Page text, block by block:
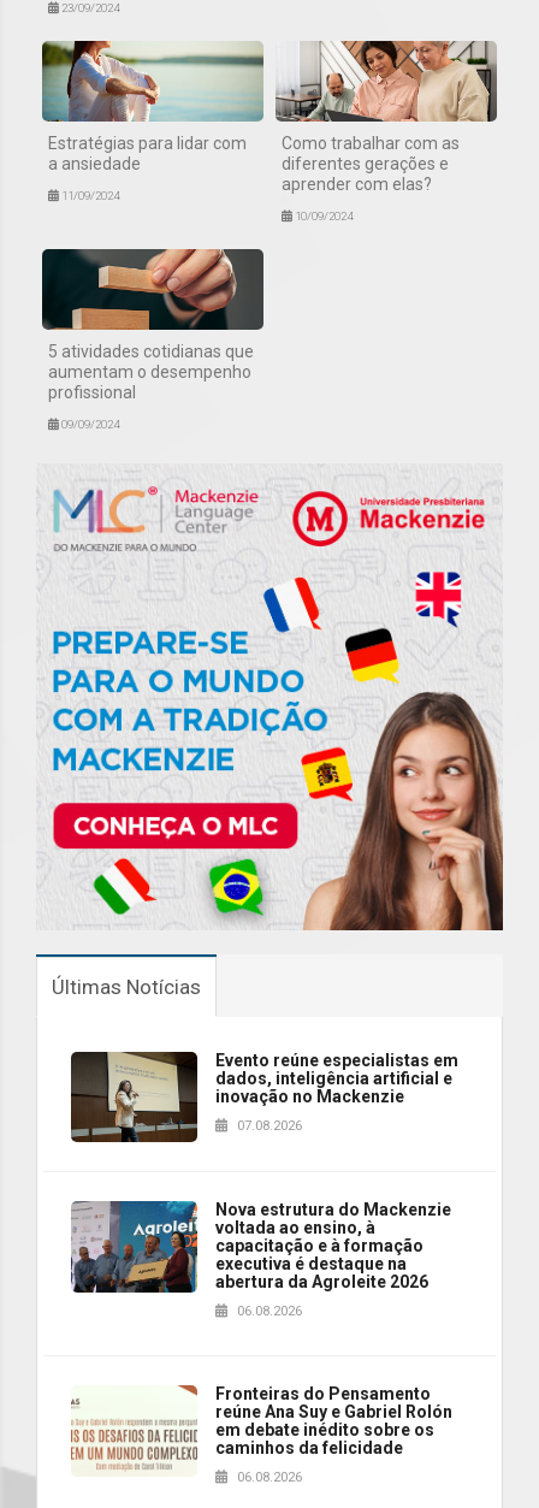
23/09/2024
Estratégias para lidar com
a ansiedade
11/09/2024
Como trabalhar com as
diferentes gerações e
aprender com elas?
10/09/2024
5 atividades cotidianas que
aumentam o desempenho
profissional
09/09/2024
Últimas Notícias
Evento reúne especialistas em
dados, inteligência artificial e
inovação no Mackenzie
07.08.2026
Nova estrutura do Mackenzie
voltada ao ensino, à
capacitação e à formação
executiva é destaque na
abertura da Agroleite 2026
06.08.2026
Fronteiras do Pensamento
reúne Ana Suy e Gabriel Rolón
em debate inédito sobre os
caminhos da felicidade
06.08.2026